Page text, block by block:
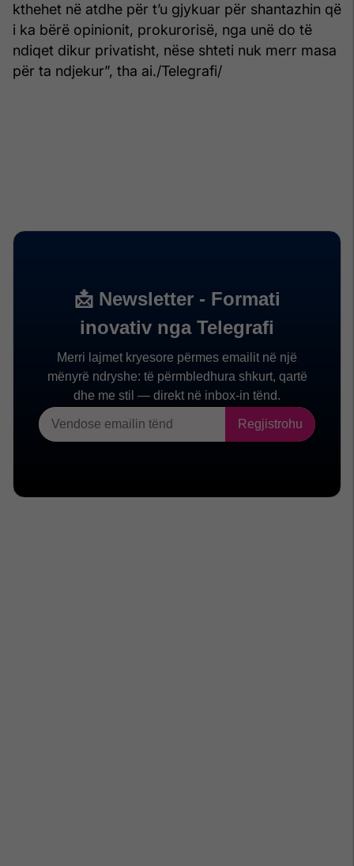
kthehet në atdhe për t’u gjykuar për shantazhin që
i ka bërë opinionit, prokurorisë, nga unë do të
ndiqet dikur privatisht, nëse shteti nuk merr masa
për ta ndjekur”, tha ai./Telegrafi/